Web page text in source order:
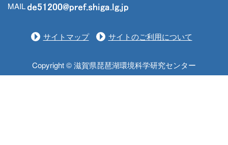
MAIL
サイトマップ サイトのご利用について
Copyright © 滋賀県琵琶湖環境科学研究センター